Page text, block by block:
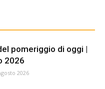
pomeriggio di oggi |
2026
2026